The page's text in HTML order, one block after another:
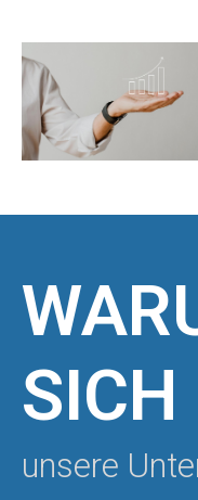
SICH
unsere